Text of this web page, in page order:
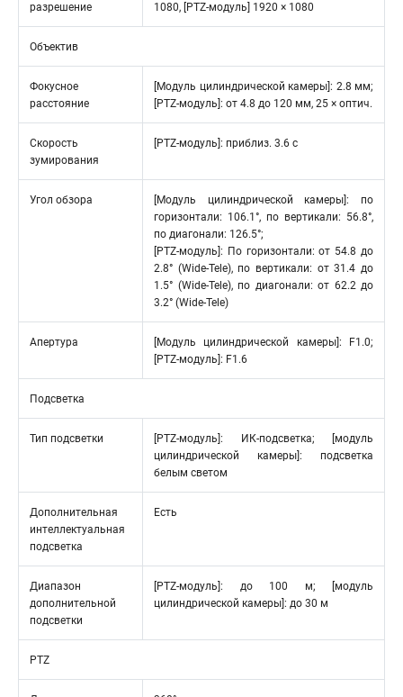
разрешение
1080, [PTZ-модуль] 1920 × 1080
Объектив
Фокусное
расстояние
[Модуль цилиндрической камеры]: 2.8 мм;
[PTZ-модуль]: от 4.8 до 120 мм, 25 × оптич.
Скорость
зумирования
[PTZ-модуль]: приблиз. 3.6 с
Угол обзора
[Модуль цилиндрической камеры]: по
горизонтали: 106.1°, по вертикали: 56.8°,
по диагонали: 126.5°;
[PTZ-модуль]: По горизонтали: от 54.8 до
2.8° (Wide-Tele), по вертикали: от 31.4 до
1.5° (Wide-Tele), по диагонали: от 62.2 до
3.2° (Wide-Tele)
Апертура
[Модуль цилиндрической камеры]: F1.0;
[PTZ-модуль]: F1.6
Подсветка
Тип подсветки
[PTZ-модуль]: ИК-подсветка; [модуль
цилиндрической камеры]: подсветка
белым светом
Дополнительная
интеллектуальная
подсветка
Есть
Диапазон
дополнительной
подсветки
[PTZ-модуль]: до 100 м; [модуль
цилиндрической камеры]: до 30 м
PTZ